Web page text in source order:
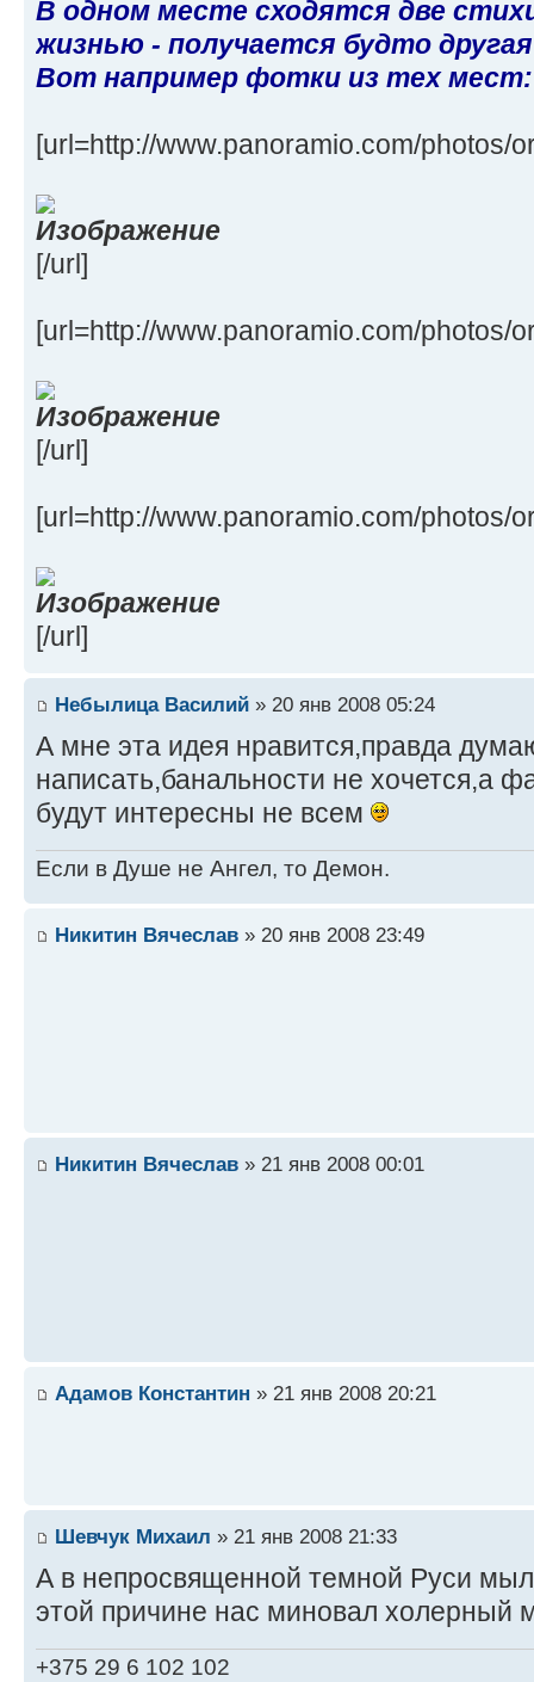
В одном месте сходятся две
жизнью - получается будто
Вот например фотки из тех мест:
[url=http://www.panoramio.com/photos/
[/url]
[url=http://www.panoramio.com/photos/
[/url]
[url=http://www.panoramio.com/photos/
[/url]
Небылица Василий » 20 янв 2008 05:24
А мне эта идея нравится,правда
написать,банальности не хочется,а
будут интересны не всем
Если в Душе не Ангел, то Демон.
Никитин Вячеслав » 20 янв 2008 23:49
Никитин Вячеслав » 21 янв 2008 00:01
Адамов Константин » 21 янв 2008 20:21
Шевчук Михаил » 21 янв 2008 21:33
А в непросвященной темной Руси
этой причине нас миновал холерный
+375 29 6 102 102